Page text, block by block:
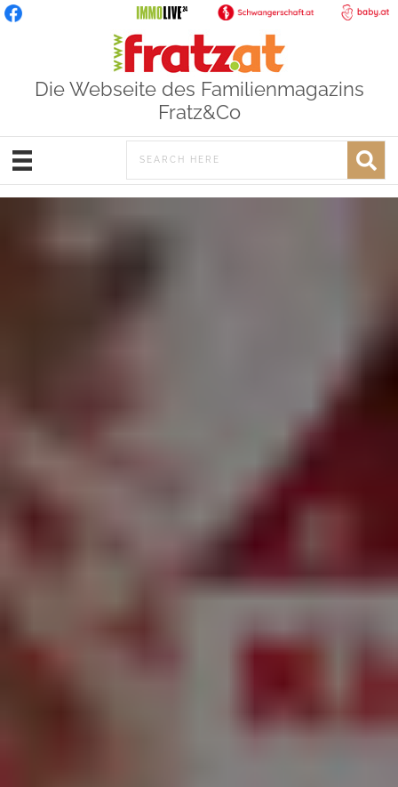
Die Webseite des Familienmagazins
Fratz&Co